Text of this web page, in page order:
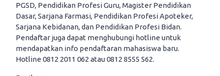
PGSD, Pendidikan Profesi Guru, Magister Pendidikan
Dasar, Sarjana Farmasi, Pendidikan Profesi Apoteker,
Sarjana Kebidanan, dan Pendidikan Profesi Bidan.
Pendaftar juga dapat menghubungi hotline untuk
mendapatkan info pendaftaran mahasiswa baru.
Hotline 0812 2011 062 atau 0812 8555 562.